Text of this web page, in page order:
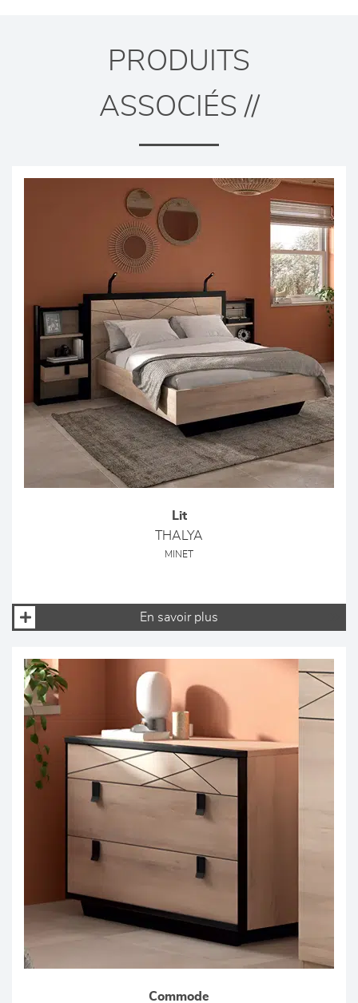
PRODUITS
ASSOCIÉS //
Lit
THALYA
MINET
En savoir plus
Commode